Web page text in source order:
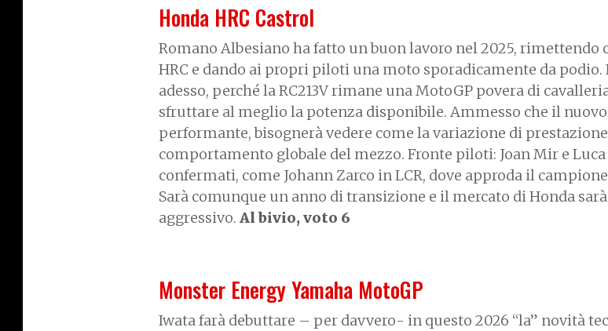
Honda HRC Castrol
Romano Albesiano ha fatto un buon lavoro nel 2025, rimettendo
HRC e dando ai propri piloti una moto sporadicamente da
adesso, perché la RC213V rimane una MotoGP povera di
sfruttare al meglio la potenza disponibile. Ammesso che il
performante, bisognerà vedere come la variazione di
comportamento globale del mezzo. Fronte piloti: Joan Mir e
confermati, come Johann Zarco in LCR, dove approda il
Sarà comunque un anno di transizione e il mercato di Honda
aggressivo. Al bivio, voto 6
Monster Energy Yamaha MotoGP
Iwata farà debuttare – per davvero- in questo 2026 “la” novità